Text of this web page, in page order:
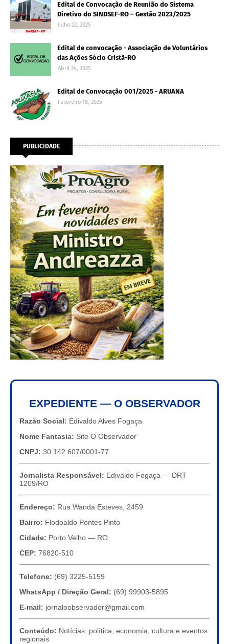
Edital de Convocação de Reunião do Sistema
Diretivo do SINDSEF-RO – Gestão 2023/2025
Julho 22, 2025
Edital de convocação - Associação de Voluntários
das Ações Sócio Cristã-RO
Abril 24, 2025
Edital de Convocação 001/2025 - ARUANA
Fevereiro 18, 2025
PUBLICIDADE
EXPEDIENTE — O OBSERVADOR
Razão Social: Edivaldo Alves Fogaça
Nome Fantasia: Site O Observador
CNPJ: 30.142.607/0001-77
Jornalista Responsável: Edivaldo Fogaça — DRT
1209/RO
Endereço: Rua Wanda Esteves, 2459
Bairro: Flodoaldo Pontes Pinto
Cidade: Porto Velho — RO
CEP: 76820-510
Telefone: (69) 3225-5159
WhatsApp / Direção Geral: (69) 99903-5895
E-mail: jornaloobservador@gmail.com
Conteúdo: Notícias, política, economia, cultura e eventos
regionais